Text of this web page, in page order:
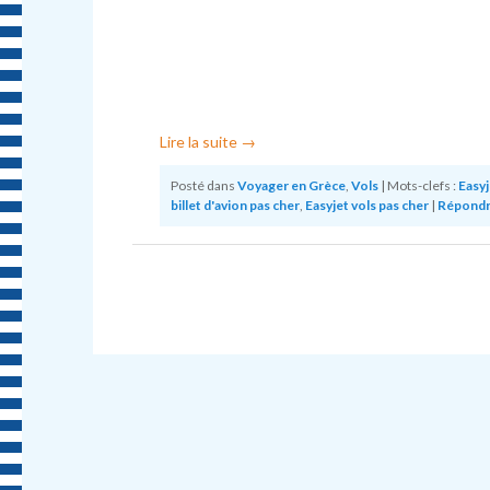
Lire la suite →
Posté dans Voyager en Grèce, Vols | Mots-clefs :
billet d'avion pas cher, Easyjet vols pas cher |